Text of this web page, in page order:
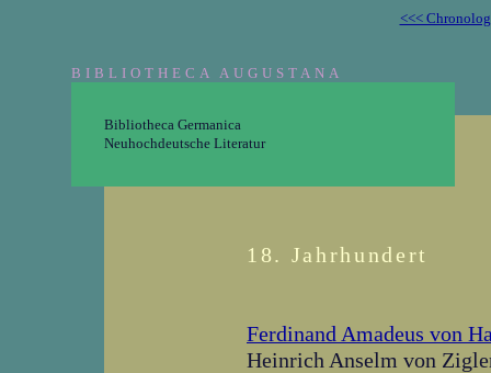
<<<
BIBLIOTHECA AUGUSTANA
Bibliotheca Germanica
Neuhochdeutsche Literatur
18. Jahrhundert
Ferdinand Amadeus von
Heinrich Anselm von